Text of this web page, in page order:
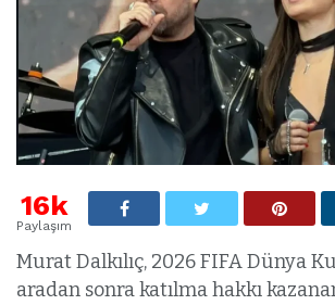
16k
Paylaşım
Murat Dalkılıç, 2026 FIFA Dünya
aradan sonra katılma hakkı